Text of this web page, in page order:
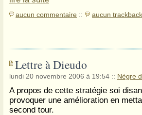
aucun commentaire :: aucun trackback
Lettre à Dieudo
lundi 20 novembre 2006 à 19:54 :: Nègre
A propos de cette stratégie soi
provoquer une amélioration en
second tour.